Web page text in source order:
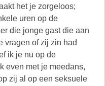
het je zorgeloos;
uren op de
die jonge gast die aan
vragen of zij zin had
ik je nu op de
even met je meedans,
zij al op een seksuele